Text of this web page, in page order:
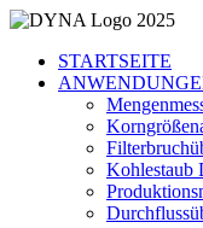
STARTSEITE
Kohlestaub